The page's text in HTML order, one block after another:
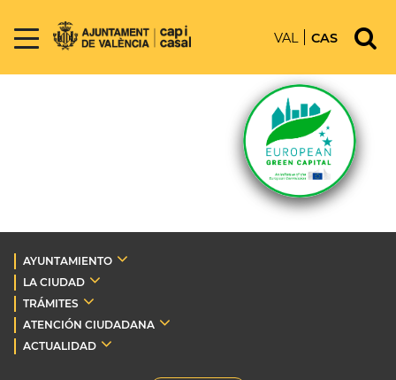
VAL CAS
AYUNTAMIENTO
LA CIUDAD
TRÁMITES
ATENCIÓN CIUDADANA
ACTUALIDAD